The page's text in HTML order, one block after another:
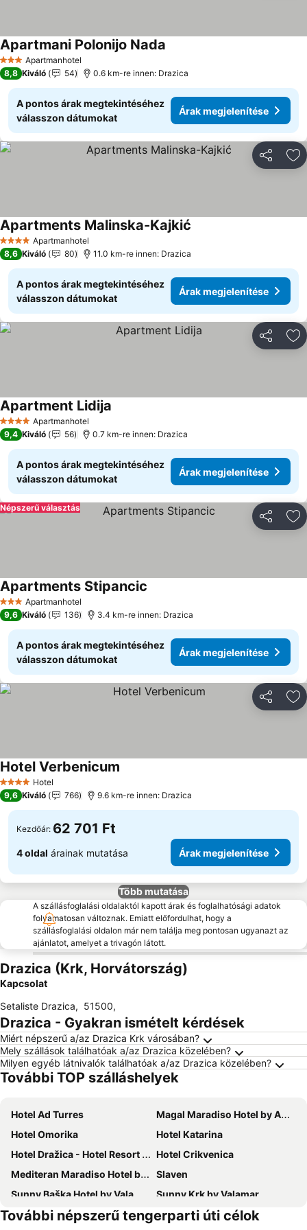
3 KategóriaApartmanhotel
Apartmani Polonijo Nada
8,8 Kiváló 54 0.6 km-re innen: Drazica
A pontos árak megtekintéséhez
válasszon dátumokat
Árak megjelenítése
4 KategóriaApartmanhotel
Apartments Malinska-Kajkić
8,6 Kiváló 80 11.0 km-re innen: Drazica
A pontos árak megtekintéséhez
válasszon dátumokat
Árak megjelenítése
4 KategóriaApartmanhotel
Apartment Lidija
9,4 Kiváló 56 0.7 km-re innen: Drazica
A pontos árak megtekintéséhez
válasszon dátumokat
Árak megjelenítése
Népszerű választás
3 KategóriaApartmanhotel
Apartments Stipancic
9,6 Kiváló 136 3.4 km-re innen: Drazica
A pontos árak megtekintéséhez
válasszon dátumokat
Árak megjelenítése
4 KategóriaHotel
Hotel Verbenicum
9,6 Kiváló 766 9.6 km-re innen: Drazica
Kezdőár: 62 701 Ft
4 oldal árainak mutatása Árak megjelenítése
Több mutatása
A szállásfoglalási oldalaktól kapott árak és foglalhatósági adatok
folyamatosan változnak. Emiatt előfordulhat, hogy a
szállásfoglalási oldalon már nem találja meg pontosan ugyanazt az
ajánlatot, amelyet a trivagón látott.
Drazica (Krk, Horvátország)
Kapcsolat
Setaliste Drazica, 51500,
Drazica - Gyakran ismételt kérdések
Miért népszerű a/az Drazica Krk városában?
Mely szállások találhatóak a/az Drazica közelében?
Milyen egyéb látnivalók találhatóak a/az Drazica közelében?
További TOP szálláshelyek
Hotel Ad Turres
Magal Maradiso Hotel by Aminess
Hotel Omorika
Hotel Katarina
Hotel Dražica - Hotel Resort Dražica
Hotel Crikvenica
Mediteran Maradiso Hotel by Aminess
Slaven
Sunny Baška Hotel by Valamar, ex. Corinthia
Sunny Krk by Valamar
Hotel Miramare
Veya Maradiso Hotel by Aminess
További népszerű tengerparti úti célok